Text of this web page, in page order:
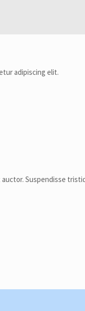
adipiscing elit.
Suspendisse